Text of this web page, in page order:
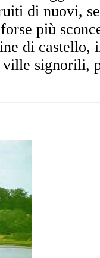
di nuovi,
più
di castello,
signorili,